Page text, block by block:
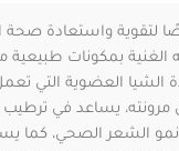
واستعادة صحة
الغنية بمكونات طبيعية
الشيا العضوية التي
يساعد في ترطيب
نمو الشعر الصحي، كما